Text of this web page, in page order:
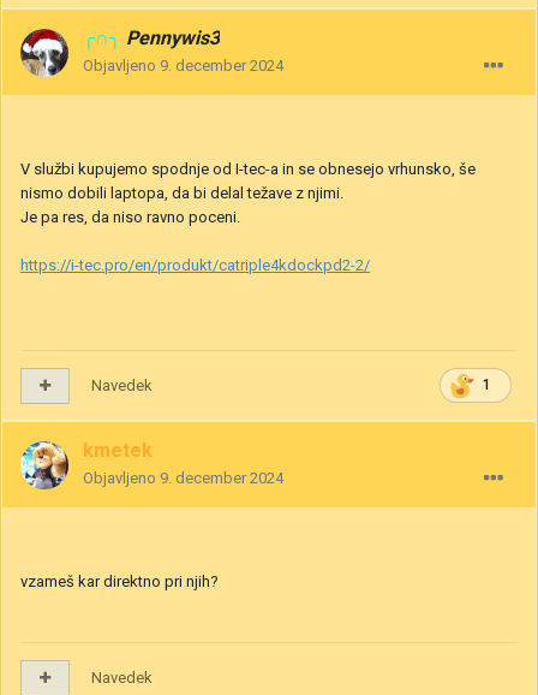
╭∩╮ Pennywis3
Objavljeno 9. december 2024
V službi kupujemo spodnje od I-tec-a in se obnesejo vrhunsko, še
nismo dobili laptopa, da bi delal težave z njimi.
Je pa res, da niso ravno poceni.
https://i-tec.pro/en/produkt/catriple4kdockpd2-2/
1
Navedek
kmetek
Objavljeno 9. december 2024
vzameš kar direktno pri njih?
Navedek